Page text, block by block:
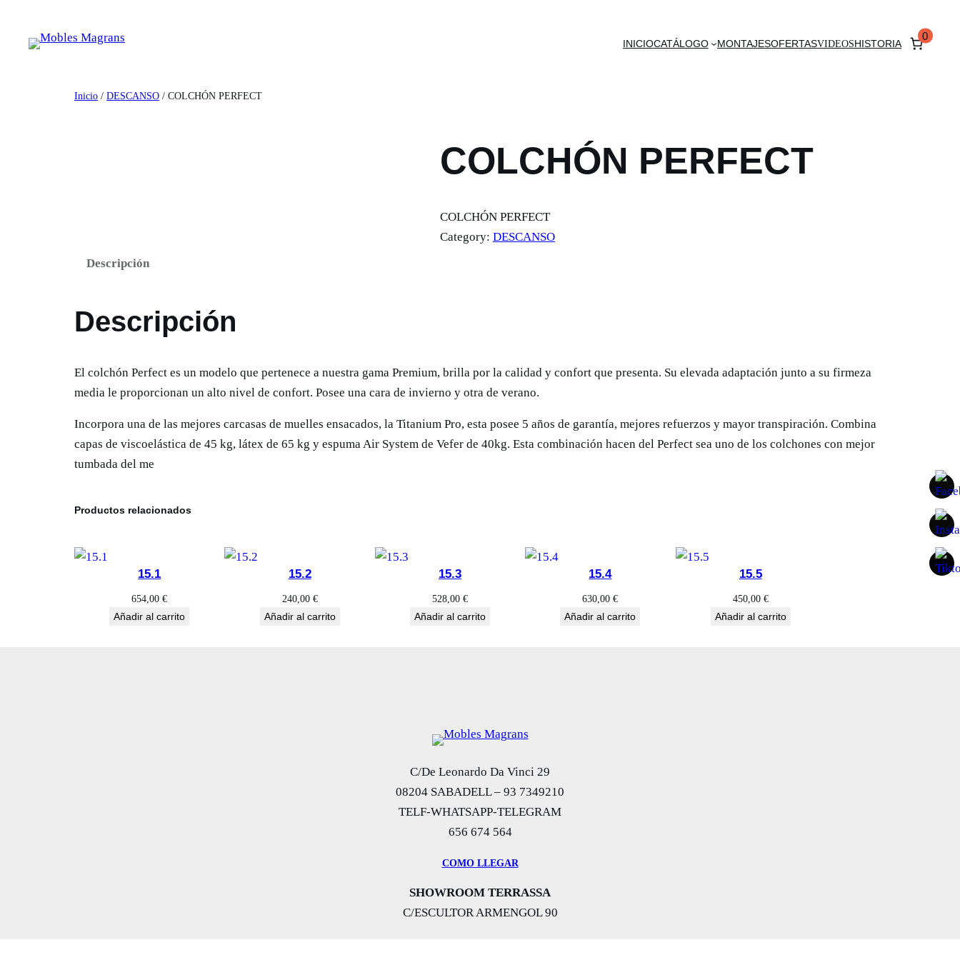
contenido
INICIOCATÁLOGO MONTAJESOFERTASVIDEOSHISTORIA
0
Inicio / DESCANSO / COLCHÓN PERFECT
COLCHÓN PERFECT
COLCHÓN PERFECT
Category: DESCANSO
Descripción
Descripción
El colchón Perfect es un modelo que pertenece a nuestra gama Premium, brilla por la calidad y confort que presenta. Su elevada adaptación junto a su firmeza
media le proporcionan un alto nivel de confort. Posee una cara de invierno y otra de verano.
Incorpora una de las mejores carcasas de muelles ensacados, la Titanium Pro, esta posee 5 años de garantía, mejores refuerzos y mayor transpiración. Combina
capas de viscoelástica de 45 kg, látex de 65 kg y espuma Air System de Vefer de 40kg. Esta combinación hacen del Perfect sea uno de los colchones con mejor
tumbada del me
Productos relacionados
15.1
654,00€
Añadir al carrito
15.2
240,00 €
Añadir al carrito
15.3
528,00 €
Añadir al carrito
15.4
630,00€
Añadir al carrito
15.5
450,00 €
Añadir al carrito
C/De Leonardo Da Vinci 29
08204 SABADELL – 93 7349210
TELF-WHATSAPP-TELEGRAM
656 674 564
COMO LLEGAR
SHOWROOM TERRASSA
C/ESCULTOR ARMENGOL 90